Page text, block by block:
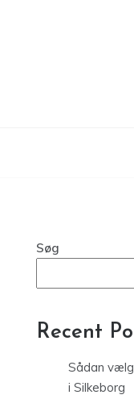
Søg
Recent
Sådan
i Silkeborg